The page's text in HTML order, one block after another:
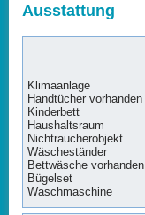
Ausstattung
Klimaanlage
Handtücher vorhanden
Kinderbett
Haushaltsraum
Nichtraucherobjekt
Wäscheständer
Bettwäsche vorhanden
Bügelset
Waschmaschine